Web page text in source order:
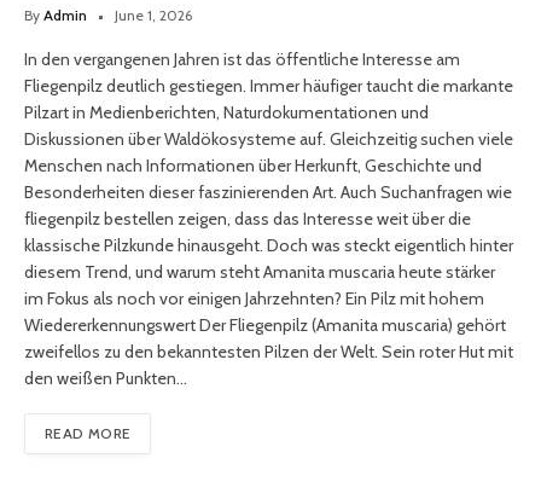
By Admin June 1, 2026
In den vergangenen Jahren ist das öffentliche Interesse am
Fliegenpilz deutlich gestiegen. Immer häufiger taucht die markante
Pilzart in Medienberichten, Naturdokumentationen und
Diskussionen über Waldökosysteme auf. Gleichzeitig suchen viele
Menschen nach Informationen über Herkunft, Geschichte und
Besonderheiten dieser faszinierenden Art. Auch Suchanfragen wie
fliegenpilz bestellen zeigen, dass das Interesse weit über die
klassische Pilzkunde hinausgeht. Doch was steckt eigentlich hinter
diesem Trend, und warum steht Amanita muscaria heute stärker
im Fokus als noch vor einigen Jahrzehnten? Ein Pilz mit hohem
Wiedererkennungswert Der Fliegenpilz (Amanita muscaria) gehört
zweifellos zu den bekanntesten Pilzen der Welt. Sein roter Hut mit
den weißen Punkten…
READ MORE